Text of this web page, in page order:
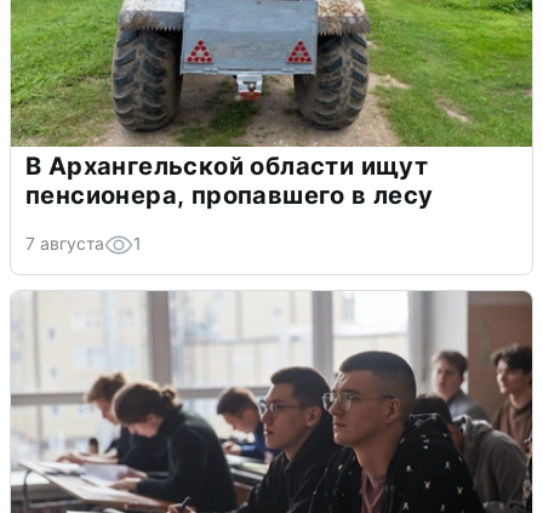
В Архангельской области ищут
пенсионера, пропавшего в лесу
7 августа 1